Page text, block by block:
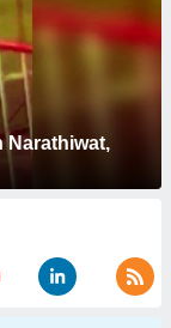
Narathiwat,